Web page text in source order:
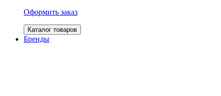
Оформить заказ
Каталог товаров
Бренды